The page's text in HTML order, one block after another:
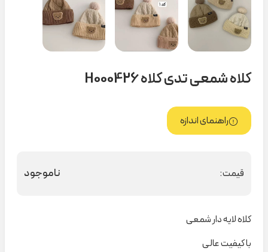
کلاه شمعی تدی کلاه H000426
راهنمای اندازه
قیمت: ناموجود
کلاه لایه دار شمعی
با کیفیت عالی